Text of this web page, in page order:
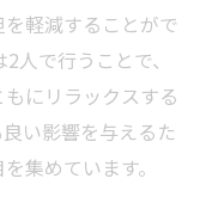
軽減することがで
人で行うことで、
にリラックスする
い影響を与えるた
集めています。